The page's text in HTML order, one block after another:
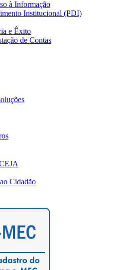
à Informação
Institucional (PDI)
e Êxito
de Contas
Cidadão